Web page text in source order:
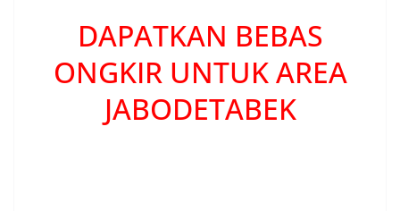
DAPATKAN BEBAS
ONGKIR UNTUK AREA
JABODETABEK